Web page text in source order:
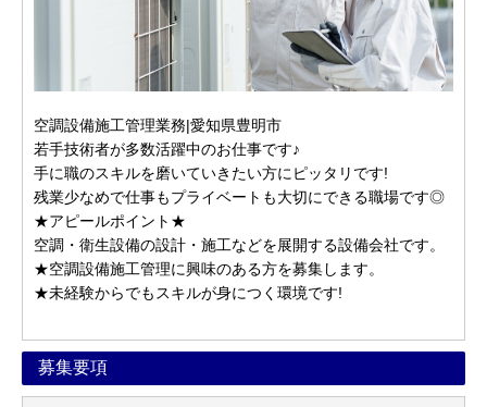
空調設備施工管理業務|愛知県豊明市
若手技術者が多数活躍中のお仕事です♪
手に職のスキルを磨いていきたい方にピッタリです!
残業少なめで仕事もプライベートも大切にできる職場です◎
★アピールポイント★
空調・衛生設備の設計・施工などを展開する設備会社です。
★空調設備施工管理に興味のある方を募集します。
★未経験からでもスキルが身につく環境です!
募集要項